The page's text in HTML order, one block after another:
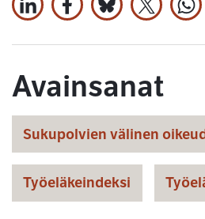
Jaa LinkedInissä
Jaa Facebookissa
Jaa Bluesky:ssa
Jaa X:ssä
Avainsanat
Sukupolvien välinen
Työeläkeindeksi